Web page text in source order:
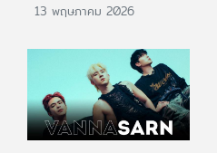
13 พฤษภาคม 2026